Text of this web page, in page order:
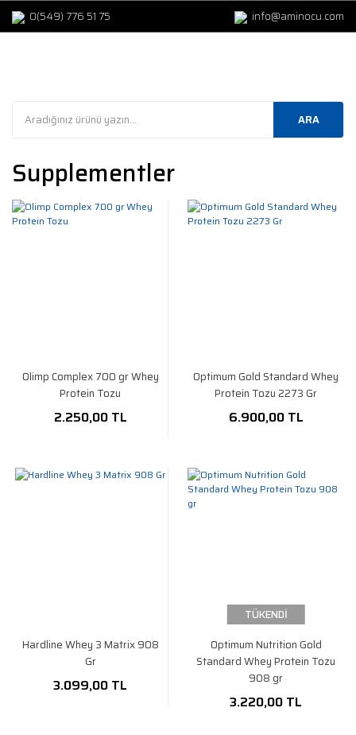
0(549) 776 51 75 info@aminocu.com
ARA
Supplementler
Olimp Complex 700 gr Whey
Protein Tozu
2.250,00 TL
Optimum Gold Standard Whey
Protein Tozu 2273 Gr
6.900,00 TL
Hardline Whey 3 Matrix 908
Gr
3.099,00 TL
TÜKENDİ
Optimum Nutrition Gold
Standard Whey Protein Tozu
908 gr
3.220,00 TL